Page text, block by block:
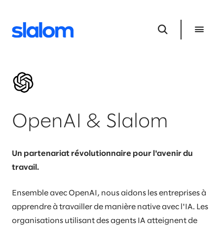
OpenAI & Slalom​
Un partenariat révolutionnaire pour l'avenir du
travail.​
Ensemble avec OpenAI, nous aidons les entreprises à
apprendre à travailler de manière native avec l'IA. Les
organisations utilisant des agents IA atteignent de